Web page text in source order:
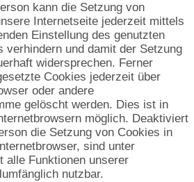
kann die Setzung von
Internetseite jederzeit mittels
Einstellung des genutzten
verhindern und damit der Setzung
widersprechen. Ferner
Cookies jederzeit über
oder andere
gelöscht werden. Dies ist in
möglich. Deaktiviert
die Setzung von Cookies in
sind unter
alle Funktionen unserer
nutzbar.